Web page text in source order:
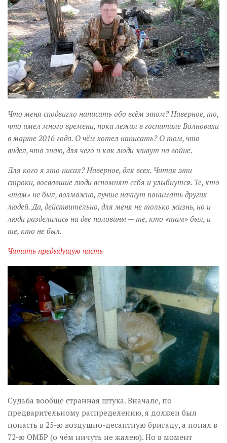
Візуальне
Научпоп
Головне
Цитати
Inter/antinational
Что меня сподвигло написать обо всём этом? Наверное, то,
что имел много времени, пока лежал в госпитале Волновахи
в марте 2016 года. О чём хотел написать? О том, что
видел, что знаю, для чего и как люди живут на войне.
Для кого я это писал? Наверное, для всех. Читая эти
строки, воевавшие люди вспомнят себя и улыбнутся. Те, кто
«там» не был, возможно, лучше начнут понимать других
людей. Да, действительно, для меня не только жизнь, но и
люди разделились на две половины — те, кто «там» был, и
те, кто не был.
Читать предыдущую часть
Судьба вообще странная штука. Вначале, по
предварительному распределению, я должен был
попасть в 25-ю воздушно-десантную бригаду, а попал в
72-ю ОМБР (о чём ничуть не жалею). Но в момент